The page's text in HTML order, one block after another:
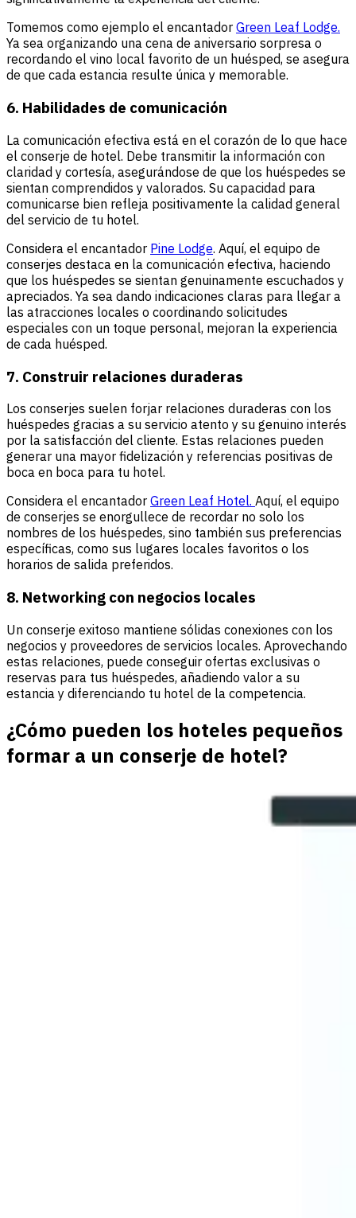
Tomemos como ejemplo el encantador Green Leaf Lodge.
Ya sea organizando una cena de aniversario sorpresa o
recordando el vino local favorito de un huésped, se asegura
de que cada estancia resulte única y memorable.
6. Habilidades de comunicación
La comunicación efectiva está en el corazón de lo que hace
el conserje de hotel. Debe transmitir la información con
claridad y cortesía, asegurándose de que los huéspedes se
sientan comprendidos y valorados. Su capacidad para
comunicarse bien refleja positivamente la calidad general
del servicio de tu hotel.
Considera el encantador Pine Lodge. Aquí, el equipo de
conserjes destaca en la comunicación efectiva, haciendo
que los huéspedes se sientan genuinamente escuchados y
apreciados. Ya sea dando indicaciones claras para llegar a
las atracciones locales o coordinando solicitudes
especiales con un toque personal, mejoran la experiencia
de cada huésped.
7. Construir relaciones duraderas
Los conserjes suelen forjar relaciones duraderas con los
huéspedes gracias a su servicio atento y su genuino interés
por la satisfacción del cliente. Estas relaciones pueden
generar una mayor fidelización y referencias positivas de
boca en boca para tu hotel.
Considera el encantador Green Leaf Hotel. Aquí, el equipo
de conserjes se enorgullece de recordar no solo los
nombres de los huéspedes, sino también sus preferencias
específicas, como sus lugares locales favoritos o los
horarios de salida preferidos.
8. Networking con negocios locales
Un conserje exitoso mantiene sólidas conexiones con los
negocios y proveedores de servicios locales. Aprovechando
estas relaciones, puede conseguir ofertas exclusivas o
reservas para tus huéspedes, añadiendo valor a su
estancia y diferenciando tu hotel de la competencia.
¿Cómo pueden los hoteles pequeños
formar a un conserje de hotel?